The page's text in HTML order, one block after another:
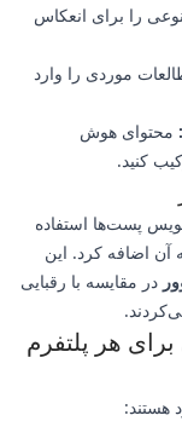
را برای انعکاس
موردی را وارد
محتوای هوش
کنید.
پست‌ها استفاده
اضافه کرد. این
در مقایسه با رقبایی
هر پلتفرم
هستند: